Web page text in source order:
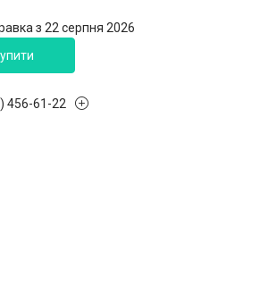
з 22 серпня 2026
456-61-22